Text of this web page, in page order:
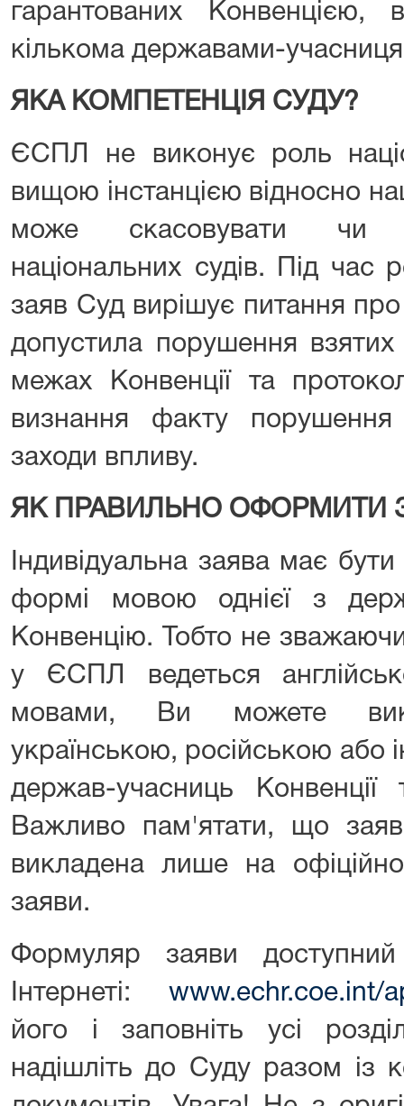
гарантованих Конвенцією,
кількома державами-
ЯКА КОМПЕТЕНЦІЯ СУДУ?
ЄСПЛ не виконує роль
вищою інстанцією відносно
може скасовувати чи
національних судів. Під час
заяв Суд вирішує питання
допустила порушення
межах Конвенції та
визнання факту порушення
заходи впливу.
ЯК ПРАВИЛЬНО ОФОРМИТИ
Індивідуальна заява має
формі мовою однієї з
Конвенцію. Тобто не
у ЄСПЛ ведеться
мовами, Ви можете
українською, російською
держав-учасниць
Важливо пам'ятати, що
викладена лише на
заяви.
Формуляр заяви
Інтернеті: www.echr.coe.int/
його і заповніть усі
надішліть до Суду разом із